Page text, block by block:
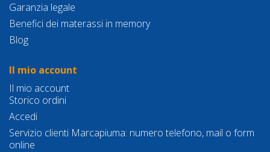
Garanzia legale
Benefici dei materassi in memory
Blog
Il mio account
Il mio account
Storico ordini
Accedi
Servizio clienti Marcapiuma: numero telefono, mail o form
online